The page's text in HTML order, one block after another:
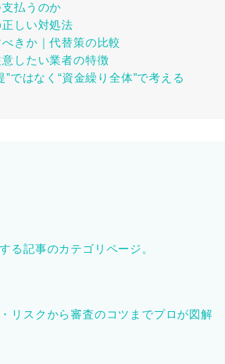
払うのか
しい対処法
きか｜代替策の比較
したい業者の特徴
ではなく“資金繰り全体”で考える
る記事のカテゴリページ。
リスクから審査のコツまでプロが図解